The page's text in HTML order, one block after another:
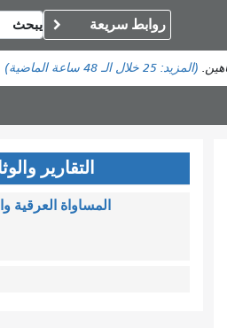
روابط سريعة
(المزيد:25 خلال الـ 48 ساعة الماضية)
التقارير
المساواة العرقية